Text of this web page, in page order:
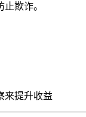
欺诈。
来提升收益